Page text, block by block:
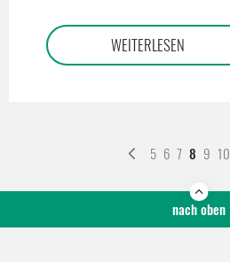
WEITERLESEN
5 6 7 8 9 10
nach oben